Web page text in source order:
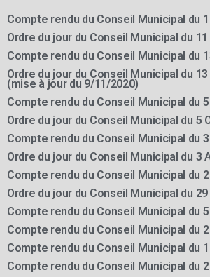
Compte rendu du Conseil Municipal du
Ordre du jour du Conseil Municipal du
Compte rendu du Conseil Municipal du
Ordre du jour du Conseil Municipal du
(mise à jour du 9/11/2020)
Compte rendu du Conseil Municipal du
Ordre du jour du Conseil Municipal du 5
Compte rendu du Conseil Municipal du
Ordre du jour du Conseil Municipal du 3
Compte rendu du Conseil Municipal du
Ordre du jour du Conseil Municipal du
Compte rendu du Conseil Municipal du
Compte rendu du Conseil Municipal du
Compte rendu du Conseil Municipal du
Compte rendu du Conseil Municipal du